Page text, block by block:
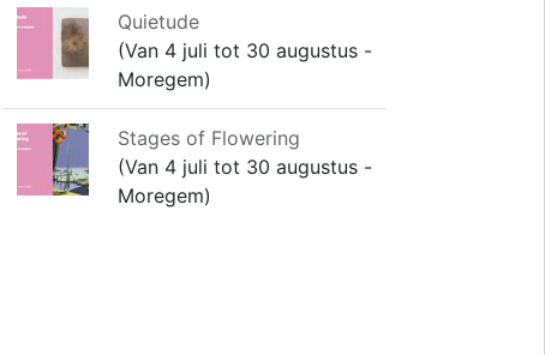
Quietude
(Van 4 juli tot 30 augustus -
Moregem)
Stages of Flowering
(Van 4 juli tot 30 augustus -
Moregem)